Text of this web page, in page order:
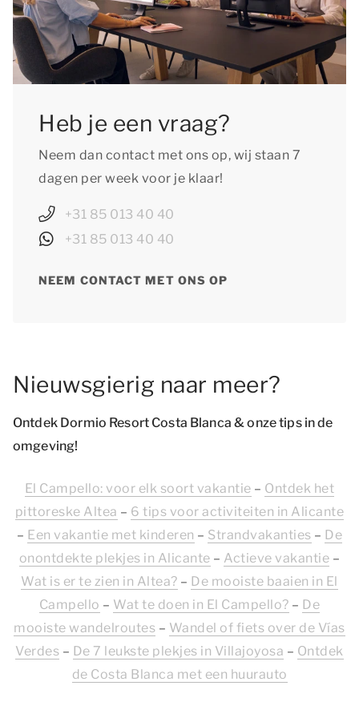
Heb je een vraag?
Neem dan contact met ons op, wij staan 7
dagen per week voor je klaar!
+31 85 013 40 40
+31 85 013 40 40
NEEM CONTACT MET ONS OP
Nieuwsgierig naar meer?
Ontdek Dormio Resort Costa Blanca & onze tips in de
omgeving!
El Campello: voor elk soort vakantie – Ontdek het
pittoreske Altea – 6 tips voor activiteiten in Alicante
– Een vakantie met kinderen – Strandvakanties – De
onontdekte plekjes in Alicante – Actieve vakantie –
Wat is er te zien in Altea? – De mooiste baaien in El
Campello – Wat te doen in El Campello? – De
mooiste wandelroutes – Wandel of fiets over de Vías
Verdes – De 7 leukste plekjes in Villajoyosa – Ontdek
de Costa Blanca met een huurauto